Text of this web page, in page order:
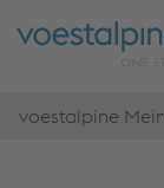
voestalpine